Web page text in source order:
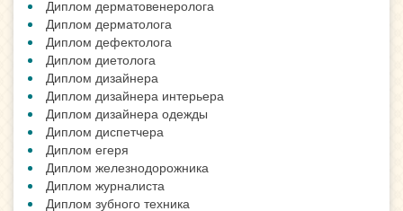
Диплом дерматовенеролога
Диплом дерматолога
Диплом дефектолога
Диплом диетолога
Диплом дизайнера
Диплом дизайнера интерьера
Диплом дизайнера одежды
Диплом диспетчера
Диплом егеря
Диплом железнодорожника
Диплом журналиста
Диплом зубного техника